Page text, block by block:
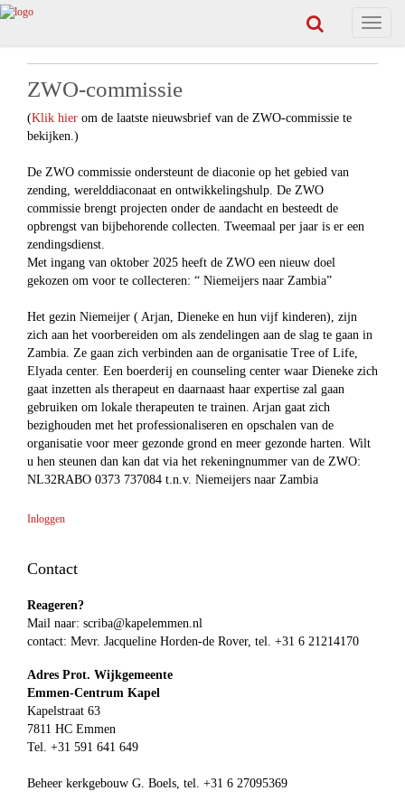
Toggle
ZWO-commissie
(Klik hier om de laatste nieuwsbrief van de ZWO-commissie te
bekijken.)
De ZWO commissie ondersteunt de diaconie op het gebied van
zending, werelddiaconaat en ontwikkelingshulp. De ZWO
commissie brengt projecten onder de aandacht en besteedt de
opbrengst van bijbehorende collecten. Tweemaal per jaar is er een
zendingsdienst.
Met ingang van oktober 2025 heeft de ZWO een nieuw doel
gekozen om voor te collecteren: “ Niemeijers naar Zambia”
Het gezin Niemeijer ( Arjan, Dieneke en hun vijf kinderen), zijn
zich aan het voorbereiden om als zendelingen aan de slag te gaan in
Zambia. Ze gaan zich verbinden aan de organisatie Tree of Life,
Elyada center. Een boerderij en counseling center waar Dieneke zich
gaat inzetten als therapeut en daarnaast haar expertise zal gaan
gebruiken om lokale therapeuten te trainen. Arjan gaat zich
bezighouden met het professionaliseren en opschalen van de
organisatie voor meer gezonde grond en meer gezonde harten. Wilt
u hen steunen dan kan dat via het rekeningnummer van de ZWO:
NL32RABO 0373 737084 t.n.v. Niemeijers naar Zambia
Inloggen
Contact
Reageren?
Mail naar: scriba@kapelemmen.nl
contact: Mevr. Jacqueline Horden-de Rover, tel. +31 6 21214170
Adres Prot. Wijkgemeente
Emmen-Centrum Kapel
Kapelstraat 63
7811 HC Emmen
Tel. +31 591 641 649
Beheer kerkgebouw G. Boels, tel. +31 6 27095369